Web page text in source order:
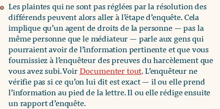
Les plaintes qui ne sont pas réglées par la résolution des
différends peuvent alors aller à l’étape d’enquête. Cela
implique qu’un agent de droits de la personne — pas la
même personne que le médiateur — parle aux gens qui
pourraient avoir de l’information pertinente et que vous
fournissiez à l’enquêteur des preuves du harcèlement que
vous avez subi. Voir Documenter tout. L’enquêteur ne
vérifie pas si ce qu’on lui dit est exact — il ou elle prend
l’information au pied de la lettre. Il ou elle rédige ensuite
un rapport d’enquête.